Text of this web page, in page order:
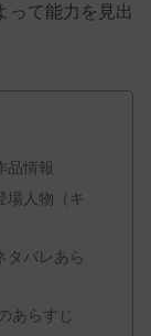
って能力を見出
品情報
場人物（キ
タバレあら
あらすじ